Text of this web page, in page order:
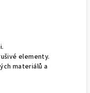
elementy.
materiálů a